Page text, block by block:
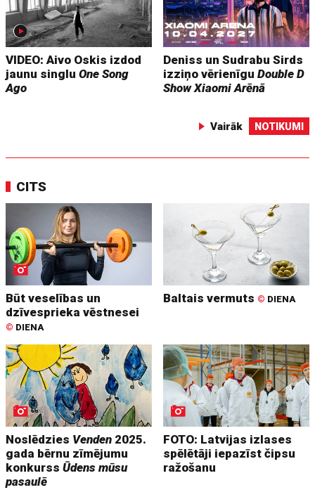
VIDEO: Aivo Oskis izdod
jaunu singluOne Song
Ago
Deniss un Sudrabu Sirds
izziņo vērienīguDouble D
Show Xiaomi Arēnā
Vairāk NOTIKUMI
CITS
Būt veselības un
dzīvesprieka vēstnesei
© DIENA
Baltais vermuts © DIENA
Noslēdzies Venden 2025.
gada bērnu zīmējumu
konkurssŪdens mūsu
pasaulē
FOTO: Latvijas izlases
spēlētāji iepazīst čipsu
ražošanu